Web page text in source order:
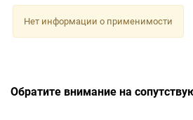
Нет информации о применимости
Обратите внимание на